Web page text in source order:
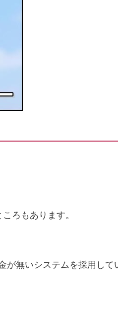
ろもあります。
が無いシステムを採用して